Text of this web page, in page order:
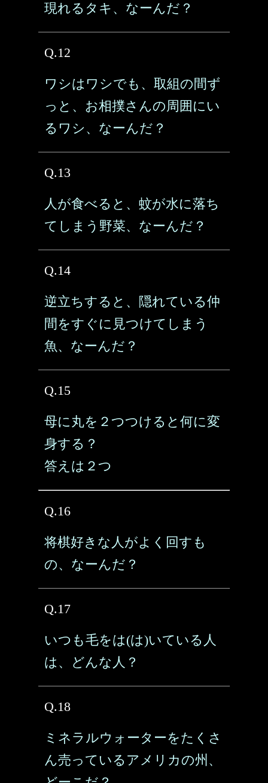
現れるタキ、なーんだ？
Q.12
ワシはワシでも、取組の間ず
っと、お相撲さんの周囲にい
るワシ、なーんだ？
Q.13
人が食べると、蚊が水に落ち
てしまう野菜、なーんだ？
Q.14
逆立ちすると、隠れている仲
間をすぐに見つけてしまう
魚、なーんだ？
Q.15
母に丸を２つつけると何に変
身する？
答えは２つ
Q.16
将棋好きな人がよく回すも
の、なーんだ？
Q.17
いつも毛をは(は)いている人
は、どんな人？
Q.18
ミネラルウォーターをたくさ
ん売っているアメリカの州、